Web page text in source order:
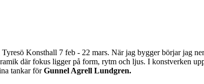
Konsthall 7 feb - 22 mars. När jag bygger börjar jag
där fokus ligger på form, rytm och ljus. I konstverken
tankar förGunnel Agrell Lundgren.